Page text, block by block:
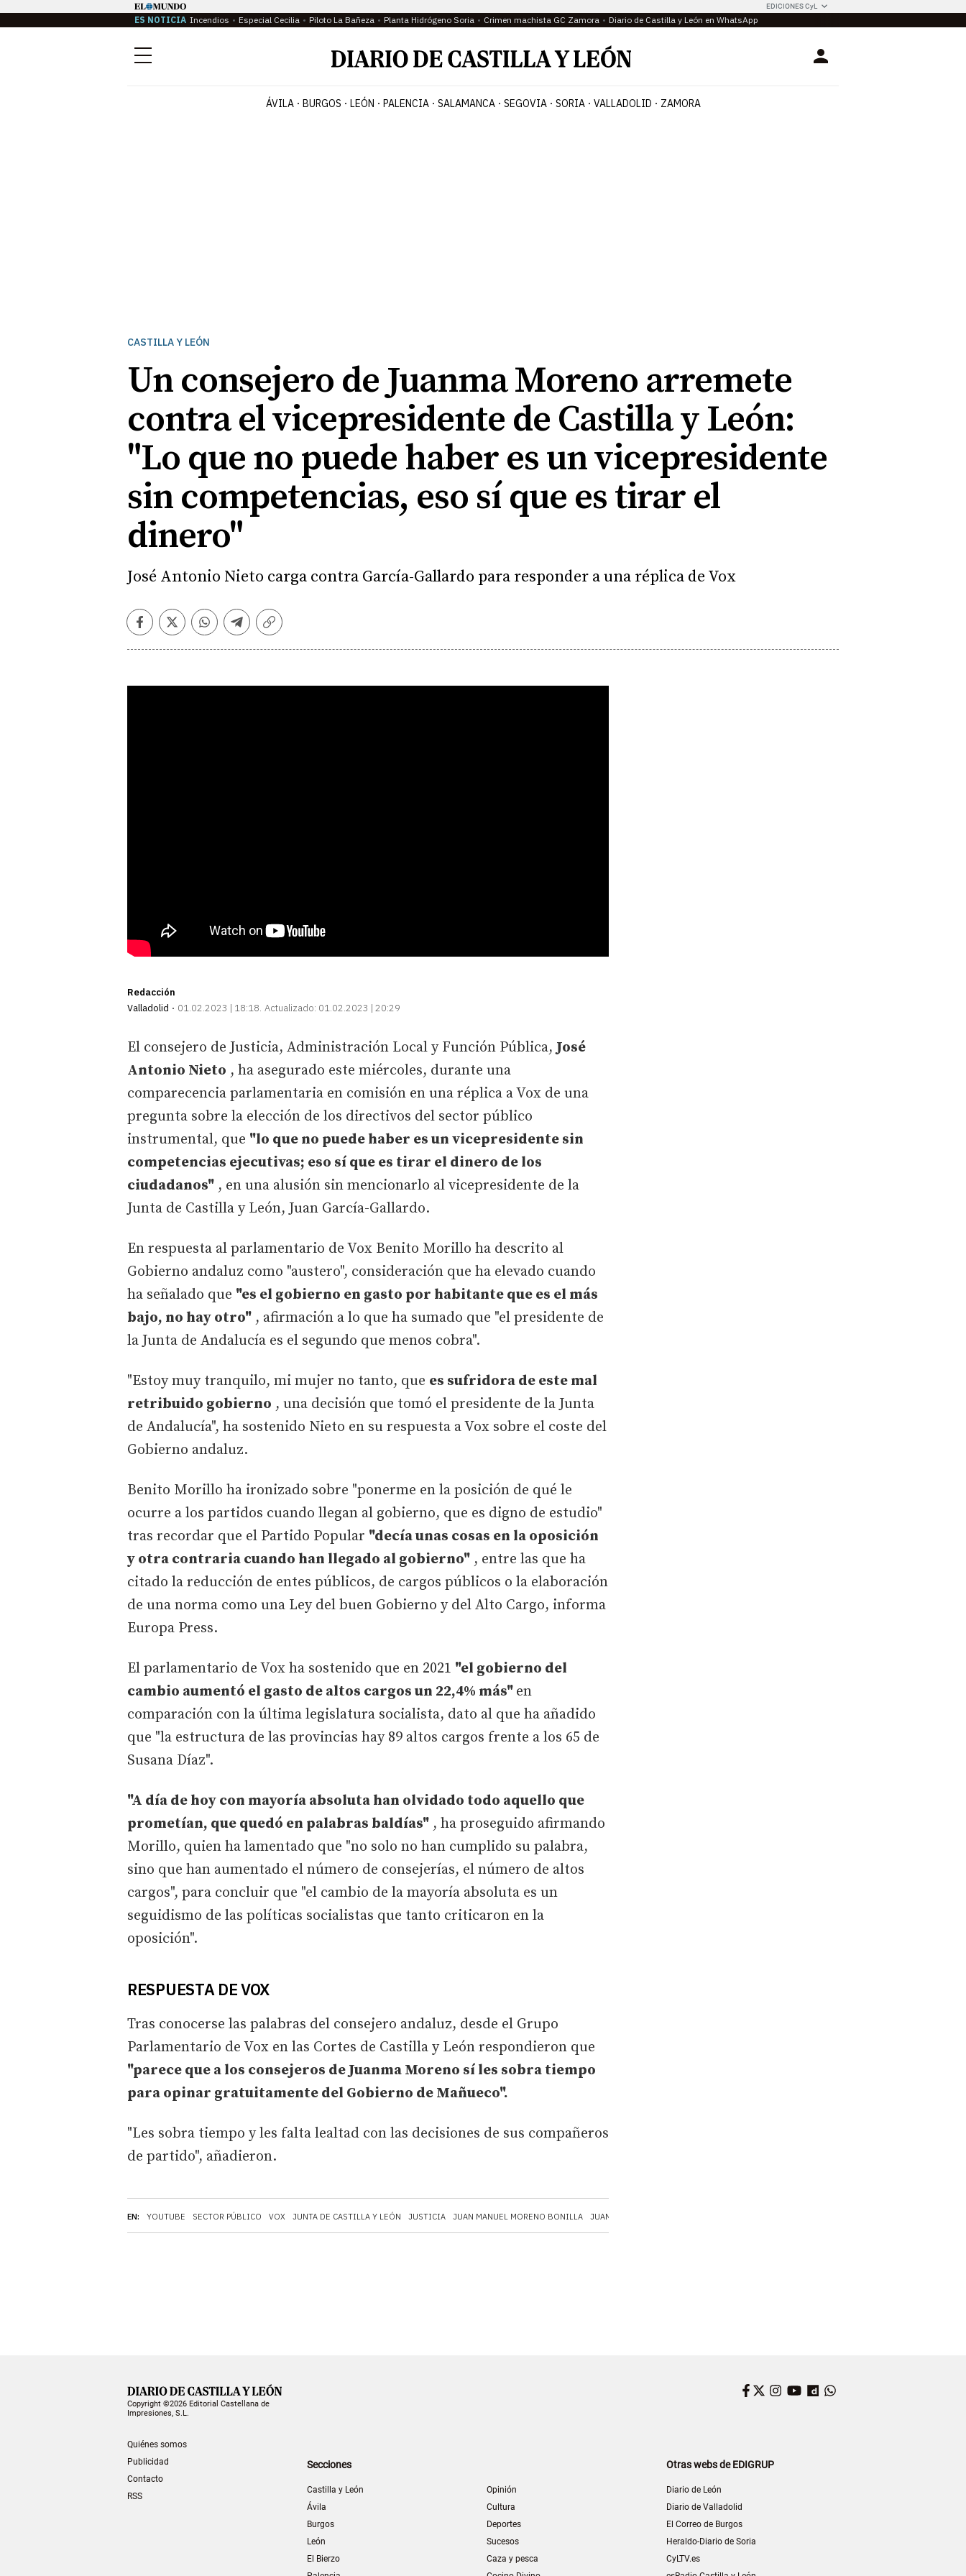
EDICIONES CyL
ES NOTICIA Incendios Especial Cecilia Piloto La Bañeza Planta Hidrógeno Soria Crimen machista GC Zamora Diario de Castilla y León en WhatsApp
Menú Login
ÁVILA BURGOS LEÓN PALENCIA SALAMANCA SEGOVIA SORIA VALLADOLID ZAMORA
CASTILLA Y LEÓN
Un consejero de Juanma Moreno arremete
contra el vicepresidente de Castilla y León:
"Lo que no puede haber es un vicepresidente
sin competencias, eso sí que es tirar el
dinero"
José Antonio Nieto carga contra García-Gallardo para responder a una réplica de Vox
Facebook
TwitterWhatsapp
Telegram
Copiar
Redacción
Valladolid
01.02.2023 | 18:18 Actualizado: 01.02.2023 | 20:29
EN: YOUTUBE SECTOR PÚBLICO VOX JUNTA DE CASTILLA Y LEÓN JUSTICIA JUAN MANUEL MORENO BONILLA JUAN GARCÍA-GALLARDO
El consejero de Justicia, Administración Local y Función Pública, José
Antonio Nieto , ha asegurado este miércoles, durante una
comparecencia parlamentaria en comisión en una réplica a Vox de una
pregunta sobre la elección de los directivos del sector público
instrumental, que "lo que no puede haber es un vicepresidente sin
competencias ejecutivas; eso sí que es tirar el dinero de los
ciudadanos" , en una alusión sin mencionarlo al vicepresidente de la
Junta de Castilla y León, Juan García-Gallardo.
En respuesta al parlamentario de Vox Benito Morillo ha descrito al
Gobierno andaluz como "austero", consideración que ha elevado cuando
ha señalado que "es el gobierno en gasto por habitante que es el más
bajo, no hay otro" , afirmación a lo que ha sumado que "el presidente de
la Junta de Andalucía es el segundo que menos cobra".
"Estoy muy tranquilo, mi mujer no tanto, que es sufridora de este mal
retribuido gobierno , una decisión que tomó el presidente de la Junta
de Andalucía", ha sostenido Nieto en su respuesta a Vox sobre el coste del
Gobierno andaluz.
Benito Morillo ha ironizado sobre "ponerme en la posición de qué le
ocurre a los partidos cuando llegan al gobierno, que es digno de estudio"
tras recordar que el Partido Popular "decía unas cosas en la oposición
y otra contraria cuando han llegado al gobierno" , entre las que ha
citado la reducción de entes públicos, de cargos públicos o la elaboración
de una norma como una Ley del buen Gobierno y del Alto Cargo, informa
Europa Press.
El parlamentario de Vox ha sostenido que en 2021 "el gobierno del
cambio aumentó el gasto de altos cargos un 22,4% más" en
comparación con la última legislatura socialista, dato al que ha añadido
que "la estructura de las provincias hay 89 altos cargos frente a los 65 de
Susana Díaz".
"A día de hoy con mayoría absoluta han olvidado todo aquello que
prometían, que quedó en palabras baldías" , ha proseguido afirmando
Morillo, quien ha lamentado que "no solo no han cumplido su palabra,
sino que han aumentado el número de consejerías, el número de altos
cargos", para concluir que "el cambio de la mayoría absoluta es un
seguidismo de las políticas socialistas que tanto criticaron en la
oposición".
RESPUESTA DE VOX
Tras conocerse las palabras del consejero andaluz, desde el Grupo
Parlamentario de Vox en las Cortes de Castilla y León respondieron que
"parece que a los consejeros de Juanma Moreno sí les sobra tiempo
para opinar gratuitamente del Gobierno de Mañueco".
"Les sobra tiempo y les falta lealtad con las decisiones de sus compañeros
de partido", añadieron.
Copyright ©2026 Editorial Castellana de
Impresiones, S.L.
Quiénes somos
Publicidad
Contacto
RSS
Facebook
Twitter
Instagram
YouTube
Dailymotion
Secciones
Castilla y León
Ávila
Burgos
León
El Bierzo
Opinión
Cultura
Deportes
Sucesos
Caza y pesca
Otras webs de EDIGRUP
Diario de León
Diario de Valladolid
El Correo de Burgos
Heraldo-Diario de Soria
CyLTV.es